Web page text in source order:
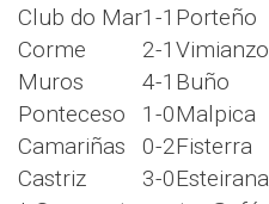
Club do Mar1-1 Porteño
Corme
2-1 Vimianzo
Muros
4-1 Buño
Ponteceso
1-0Malpica
Camariñas
0-2Fisterra
Castriz
3-0Esteirana